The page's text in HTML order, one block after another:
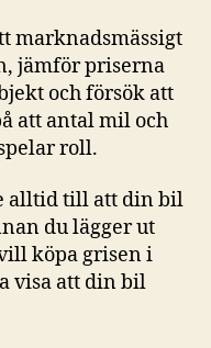
marknadsmässigt
jämför priserna
och försök att
att antal mil och
roll.
alltid till att din bil
du lägger ut
köpa grisen i
visa att din bil